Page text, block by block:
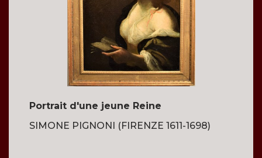
Portrait d'une jeune Reine
SIMONE PIGNONI (FIRENZE 1611-1698)